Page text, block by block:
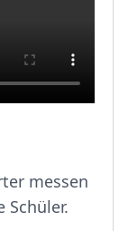
messen
Schüler.